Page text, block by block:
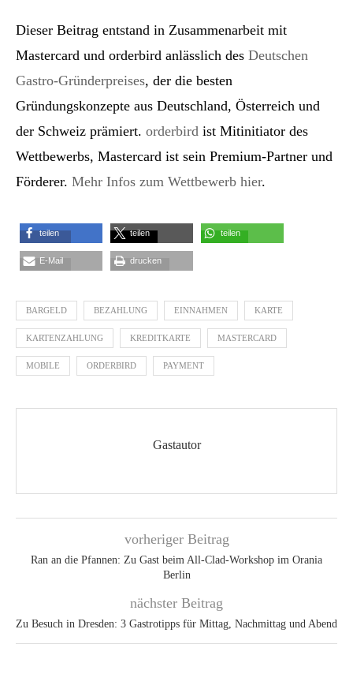
Dieser Beitrag entstand in Zusammenarbeit mit
Mastercard und orderbird anlässlich des Deutschen
Gastro-Gründerpreises, der die besten
Gründungskonzepte aus Deutschland, Österreich und
der Schweiz prämiert. orderbird ist Mitinitiator des
Wettbewerbs, Mastercard ist sein Premium-Partner und
Förderer. Mehr Infos zum Wettbewerb hier.
teilen teilen teilen
E-Mail drucken
BARGELD BEZAHLUNG EINNAHMEN KARTE
KARTENZAHLUNG KREDITKARTE MASTERCARD
MOBILE ORDERBIRD PAYMENT
Gastautor
vorheriger Beitrag
Ran an die Pfannen: Zu Gast beim All-Clad-Workshop im Orania
Berlin
nächster Beitrag
Zu Besuch in Dresden: 3 Gastrotipps für Mittag, Nachmittag und Abend